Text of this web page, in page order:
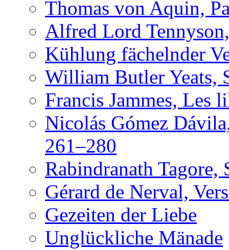
Thomas von Aquin,
Alfred Lord
Kühlung fächelnder
William Butler Yeats,
Francis Jammes, Les
Nicolás Gómez
261–280
Rabindranath
Gérard de Nerval,
Gezeiten der Liebe
Unglückliche Mänade